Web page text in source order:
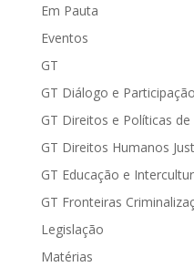
Em Pauta
Eventos
GT
GT Diálogo e
GT Direitos e Políticas de
GT Direitos Humanos
GT Educação e
GT Fronteiras
Legislação
Matérias